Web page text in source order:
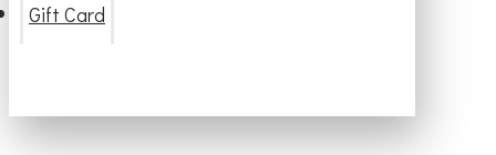
Gift Card